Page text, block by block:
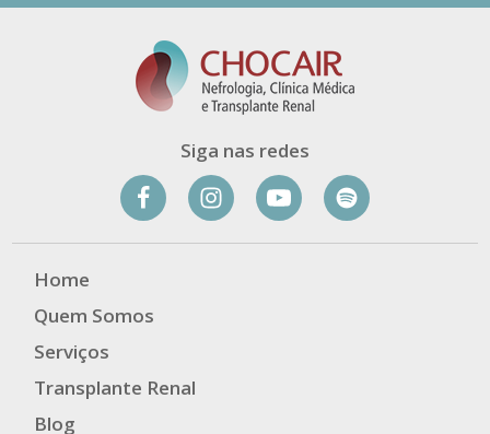
Siga nas redes
Home
Quem Somos
Serviços
Transplante Renal
Blog